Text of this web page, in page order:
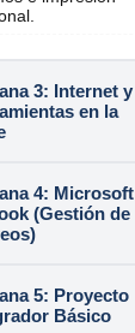
3: Internet y
en la
4: Microsoft
(Gestión de
5: Proyecto
Básico